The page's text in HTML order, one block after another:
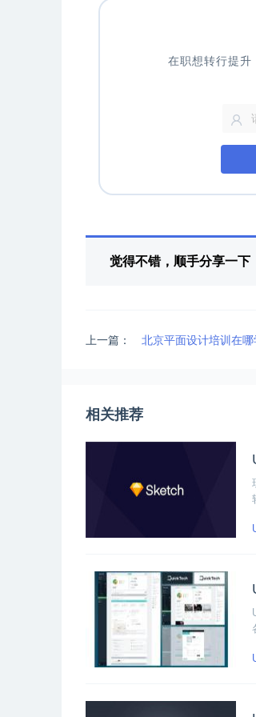
在职想转行提升
觉得不错，顺手分享一下
上一篇： 北京平面设计培训在哪
相关推荐